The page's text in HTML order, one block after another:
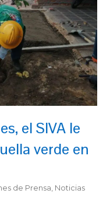
el SIVA le
verde en
de Prensa, Noticias